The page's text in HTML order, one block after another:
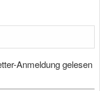
Anmeldung gelesen